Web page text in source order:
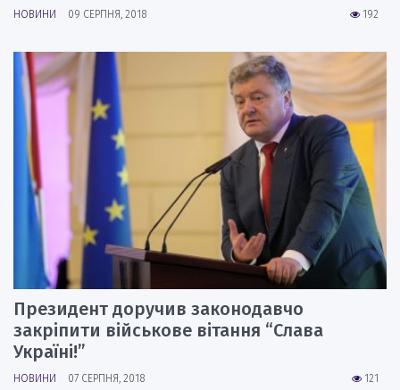
192
НОВИНИ 09 СЕРПНЯ, 2018
Президент доручив законодавчо
закріпити військове вітання “Слава
Україні!”
121
НОВИНИ 07 СЕРПНЯ, 2018